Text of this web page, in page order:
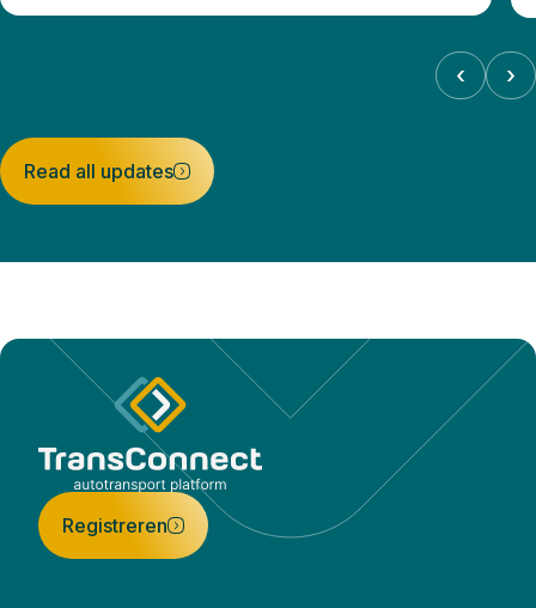
‹ ›
Read all updates
Registreren